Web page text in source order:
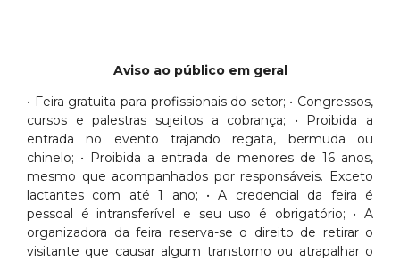
Aviso ao público em geral
• Feira gratuita para profissionais do setor; • Congressos,
cursos e palestras sujeitos a cobrança; • Proibida a
entrada no evento trajando regata, bermuda ou
chinelo; • Proibida a entrada de menores de 16 anos,
mesmo que acompanhados por responsáveis. Exceto
lactantes com até 1 ano; • A credencial da feira é
pessoal é intransferível e seu uso é obrigatório; • A
organizadora da feira reserva-se o direito de retirar o
visitante que causar algum transtorno ou atrapalhar o